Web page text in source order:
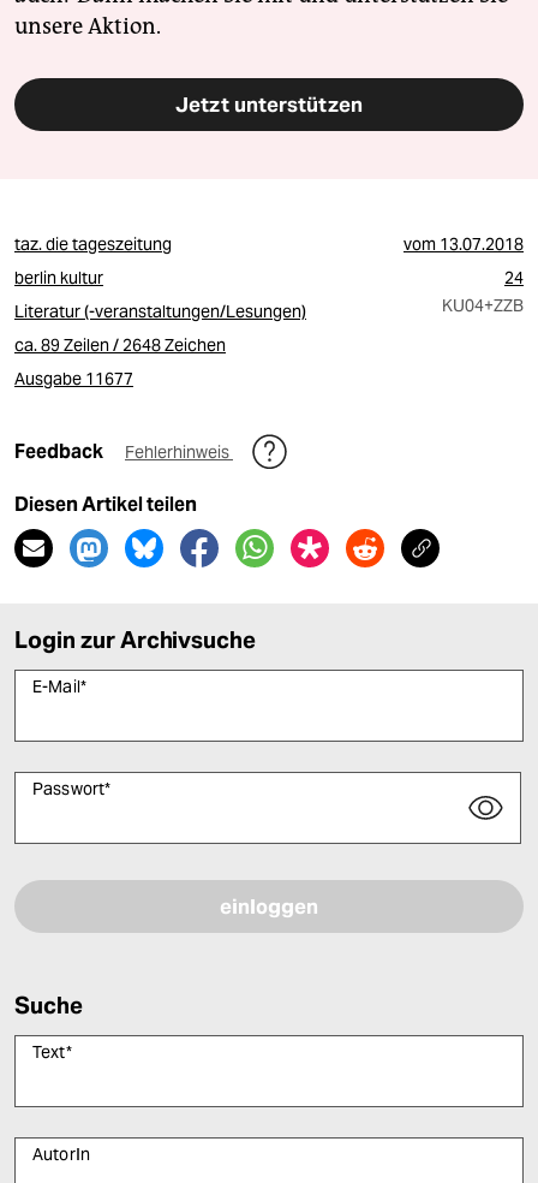
unsere Aktion.
Jetzt unterstützen
taz. die tageszeitung vom 13.07.2018
berlin kultur
24
Literatur (-veranstaltungen/Lesungen)
KU04+ZZB
ca. 89 Zeilen / 2648 Zeichen
Ausgabe 11677
Feedback Fehlerhinweis
Diesen Artikel teilen
Login zur Archivsuche
E-Mail*
Passwort*
Suche
Text*
AutorIn